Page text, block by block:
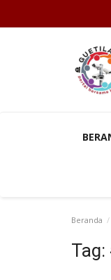
Beranda
Tag: